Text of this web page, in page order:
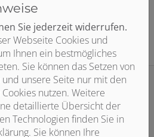
Sie jederzeit widerrufen.
Webseite Cookies und
Ihnen ein bestmögliches
Sie können das Setzen von
unsere Seite nur mit den
nutzen. Weitere
detaillierte Übersicht der
Technologien finden Sie in
Sie können Ihre